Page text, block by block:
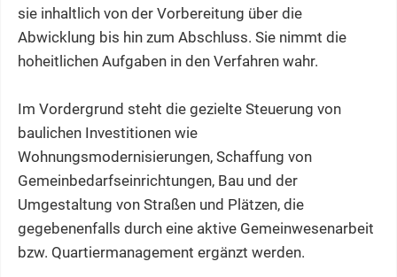
sie inhaltlich von der Vorbereitung über die
Abwicklung bis hin zum Abschluss. Sie nimmt die
hoheitlichen Aufgaben in den Verfahren wahr.
Im Vordergrund steht die gezielte Steuerung von
baulichen Investitionen wie
Wohnungsmodernisierungen, Schaffung von
Gemeinbedarfseinrichtungen, Bau und der
Umgestaltung von Straßen und Plätzen, die
gegebenenfalls durch eine aktive Gemeinwesenarbeit
bzw. Quartiermanagement ergänzt werden.